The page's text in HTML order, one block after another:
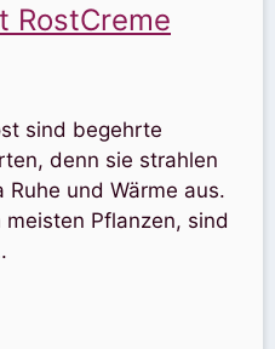
RostCreme
sind begehrte
denn sie strahlen
und Wärme aus.
Pflanzen, sind